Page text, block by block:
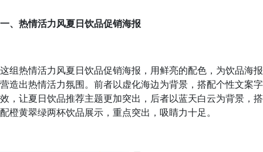
一、热情活力风夏日饮品促销海报
这组热情活力风夏日饮品促销海报，用鲜亮的配色，为饮品海报
营造出热情活力氛围。前者以虚化海边为背景，搭配个性文案字
效，让夏日饮品推荐主题更加突出，后者以蓝天白云为背景，搭
配橙黄翠绿两杯饮品展示，重点突出，吸睛力十足。